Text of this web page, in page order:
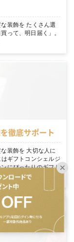
装飾を たくさん選
って、明日届く」。
徹底サポート
装飾を 大切な人に
ギフトコンシェルジ
にぴったりのギフト